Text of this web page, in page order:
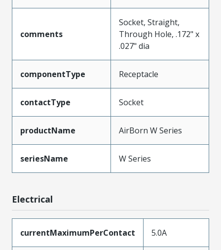
comments
Socket, Straight,
Through Hole, .172" x
.027" dia
componentType Receptacle
contactType Socket
productName AirBorn W Series
seriesName W Series
Electrical
currentMaximumPerContact 5.0A